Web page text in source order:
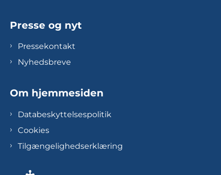
Presse og nyt
Pressekontakt
Nyhedsbreve
Om hjemmesiden
Databeskyttelsespolitik
Cookies
Tilgængelighedserklæring